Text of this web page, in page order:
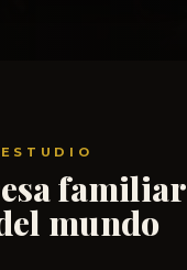
familiar
mundo